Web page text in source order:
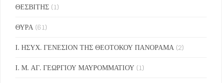
ΘΕΣΒΙΤΗΣ (1)
ΘΥΡΑ (61)
Ι. ΗΣΥΧ. ΓΕΝΕΣΙΟΝ ΤΗΣ ΘΕΟΤΟΚΟΥ ΠΑΝΟΡΑΜΑ (2)
Ι. Μ. ΑΓ. ΓΕΩΡΓΙΟΥ ΜΑΥΡΟΜΜΑΤΙΟΥ (1)